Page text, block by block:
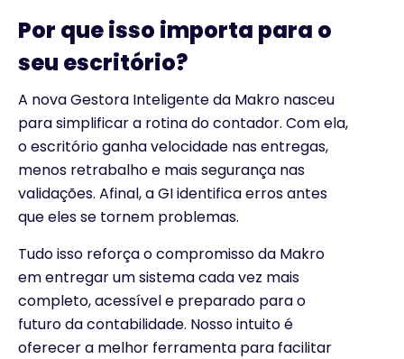
Por que isso importa para o
seu escritório?
A nova Gestora Inteligente da Makro nasceu
para simplificar a rotina do contador. Com ela,
o escritório ganha velocidade nas entregas,
menos retrabalho e mais segurança nas
validações. Afinal, a GI identifica erros antes
que eles se tornem problemas.
Tudo isso reforça o compromisso da Makro
em entregar um sistema cada vez mais
completo, acessível e preparado para o
futuro da contabilidade. Nosso intuito é
oferecer a melhor ferramenta para facilitar